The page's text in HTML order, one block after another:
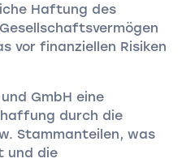
Haftung des
vor finanziellen Risiken
GmbH eine
durch die
Stammanteilen, was
und die